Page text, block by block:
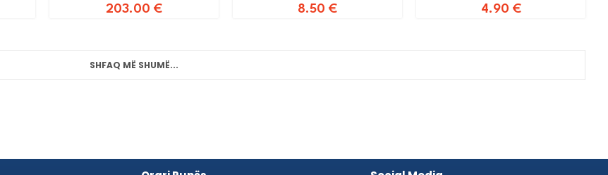
203.00 € 8.50 € 4.90 €
SHFAQ MË SHUMË...